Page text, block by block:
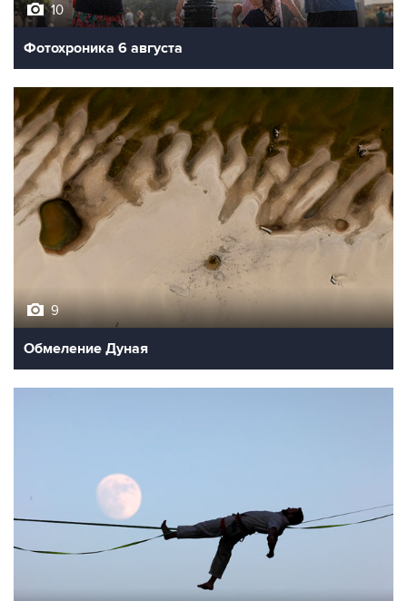
10
Фотохроника 6 августа
9
Обмеление Дуная